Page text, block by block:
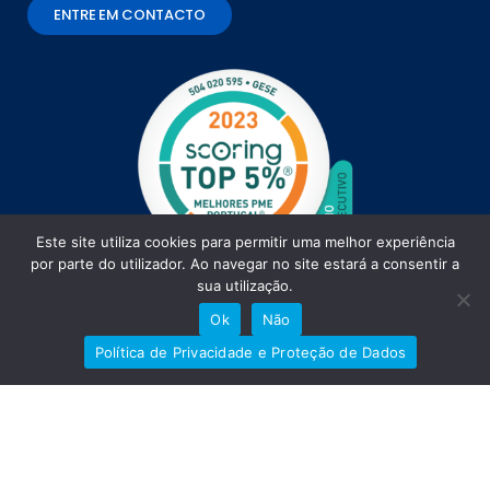
ENTRE EM CONTACTO
Precisa de ajuda?
Este site utiliza cookies para permitir uma melhor experiência
por parte do utilizador. Ao navegar no site estará a consentir a
sua utilização.
Ok
Não
Política de Privacidade e Proteção de Dados